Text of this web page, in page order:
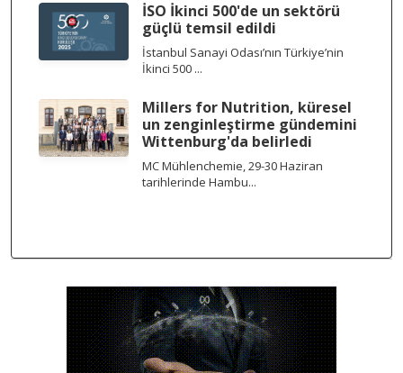
İSO İkinci 500'de un sektörü
güçlü temsil edildi
İstanbul Sanayi Odası’nın Türkiye’nin
İkinci 500 ...
Millers for Nutrition, küresel
un zenginleştirme gündemini
Wittenburg'da belirledi
MC Mühlenchemie, 29-30 Haziran
tarihlerinde Hambu...